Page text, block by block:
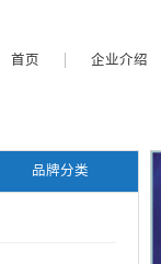
首页 企业介绍
品牌分类